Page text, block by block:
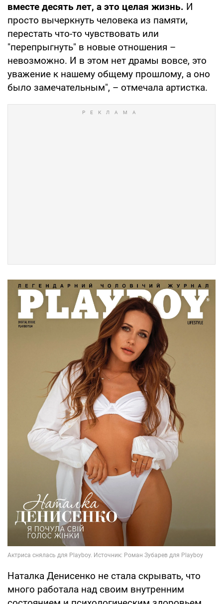
вместе десять лет, а это целая жизнь. И
просто вычеркнуть человека из памяти,
перестать что-то чувствовать или
"перепрыгнуть" в новые отношения –
невозможно. И в этом нет драмы вовсе, это
уважение к нашему общему прошлому, а оно
было замечательным", – отмечала артистка.
Наталка Денисенко не стала скрывать, что
много работала над своим внутренним